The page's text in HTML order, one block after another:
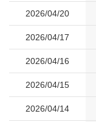
2026/04/20
2026/04/17
2026/04/16
2026/04/15
2026/04/14